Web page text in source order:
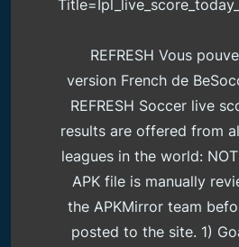
REFRESH Vous
version French de
REFRESH Soccer live
results are offered from
leagues in the world:
APK file is manually
the APKMirror team
posted to the site. 1)